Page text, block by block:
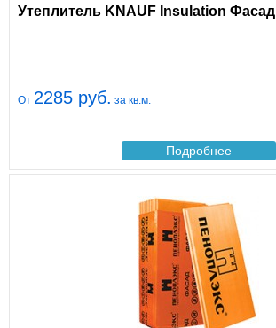
Утеплитель KNAUF Insulation Фасад
От 2285 руб. за кв.м.
Подробнее